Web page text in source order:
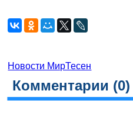
Новости МирТесен
Комментарии (0)